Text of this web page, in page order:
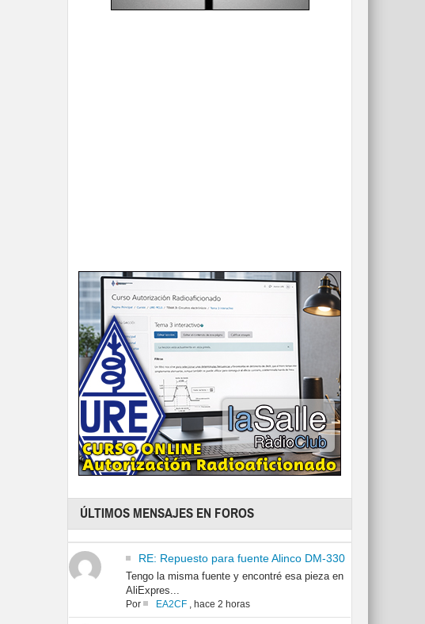
ÚLTIMOS MENSAJES EN FOROS
RE: Repuesto para fuente Alinco DM-330
Tengo la misma fuente y encontré esa pieza en
AliExpres...
Por EA2CF, hace 2 horas